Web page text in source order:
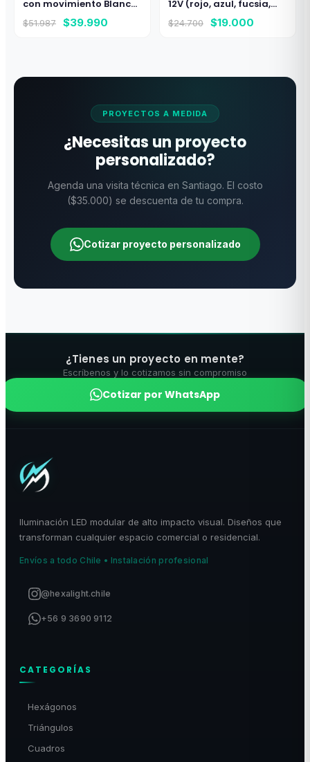
con movimiento Blanco
Frio 10Mt 24V
$51.987
El
$51.987.
$39.990
$39.990.
12V (rojo, azul, fucsia,
verde, rosado, cálido,
blanco frio)
$24.700
El
$24.700.
$19.000
$19.000.
PROYECTOS A MEDIDA
¿Necesitas un proyecto
personalizado?
Agenda una visita técnica en Santiago. El costo
($35.000) se descuenta de tu compra.
Cotizar proyecto personalizado
¿Tienes un proyecto en mente?
Escríbenos y lo cotizamos sin compromiso
Cotizar por WhatsApp
Iluminación LED modular de alto impacto visual. Diseños que
transforman cualquier espacio comercial o residencial.
Envíos a todo Chile • Instalación profesional
@hexalight.chile
+56 9 3690 9112
CATEGORÍAS
Hexágonos
Triángulos
Cuadros